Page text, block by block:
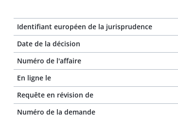
Identifiant européen de la jurisprudence
Date de la décision
Numéro de l'affaire
En ligne le
Requête en révision de
Numéro de la demande